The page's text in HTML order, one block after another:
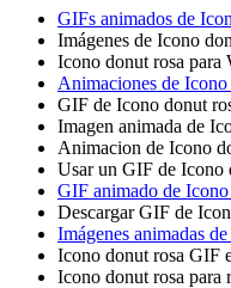
GIFs animados de
Imágenes de Icono
Icono donut rosa para
Animaciones de Icono
GIF de Icono donut
Imagen animada de
Animacion de Icono
Usar un GIF de Icono
GIF animado de Icono
Descargar GIF de
Imágenes animadas
Icono donut rosa GIF
Icono donut rosa para